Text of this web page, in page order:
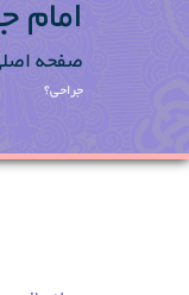
امام
صفحه
جراحی؟